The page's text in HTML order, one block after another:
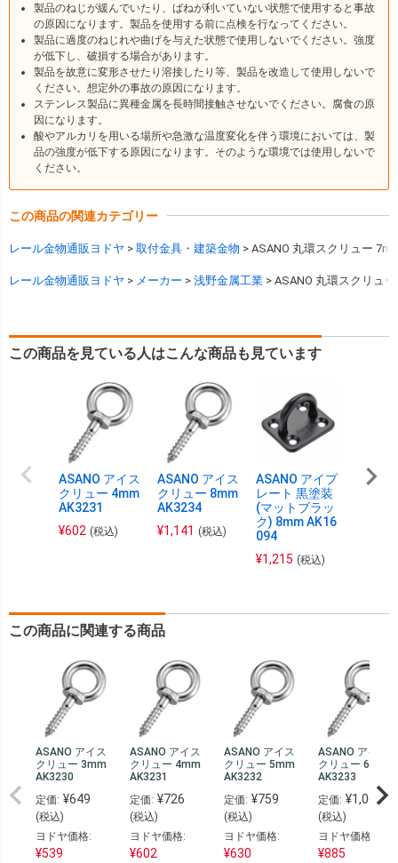
製品のねじが緩んでいたり、ばねが利いていない状態で使用すると事故
の原因になります。製品を使用する前に点検を行なってください。
製品に過度のねじれや曲げを与えた状態で使用しないでください。強度
が低下し、破損する場合があります。
製品を故意に変形させたり溶接したり等、製品を改造して使用しないで
ください。想定外の事故の原因になります。
ステンレス製品に異種金属を長時間接触させないでください。腐食の原
因になります。
酸やアルカリを用いる場所や急激な温度変化を伴う環境においては、製
品の強度が低下する原因になります。そのような環境では使用しないで
ください。
この商品の関連カテゴリー
レール金物通販ヨドヤ 取付金具・建築金物 ASANO 丸環スクリュー
レール金物通販ヨドヤ メーカー 浅野金属工業 ASANO 丸環スクリュ
この商品を見ている人はこんな商品も見ています
ASANO アイス
クリュー 4mm
AK3231
¥602 (税込)
ASANO アイス
クリュー 8mm
AK3234
¥1,141 (税込)
ASANO アイプ
レート 黒塗装
(マットブラッ
ク) 8mm AK16
094
¥1,215 (税込)
この商品に関連する商品
ASANO アイス
クリュー 3mm
AK3230
定価: ¥649
(税込)
ヨドヤ価格:
¥539
ASANO アイス
クリュー 4mm
AK3231
定価: ¥726
(税込)
ヨドヤ価格:
¥602
ASANO アイス
クリュー 5mm
AK3232
定価: ¥759
(税込)
ヨドヤ価格:
¥630
ASANO アイス
クリュー 6mm
AK3233
定価: ¥1,067
(税込)
ヨドヤ価格:
¥885